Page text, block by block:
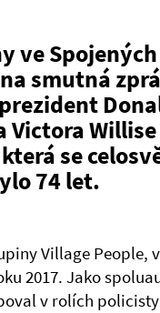
ve
smutná
se
74 let.
Village People,
2017. Jako
v rolích